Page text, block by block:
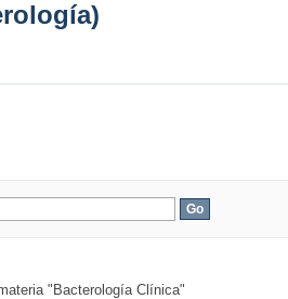
"Bacterología Clínica"